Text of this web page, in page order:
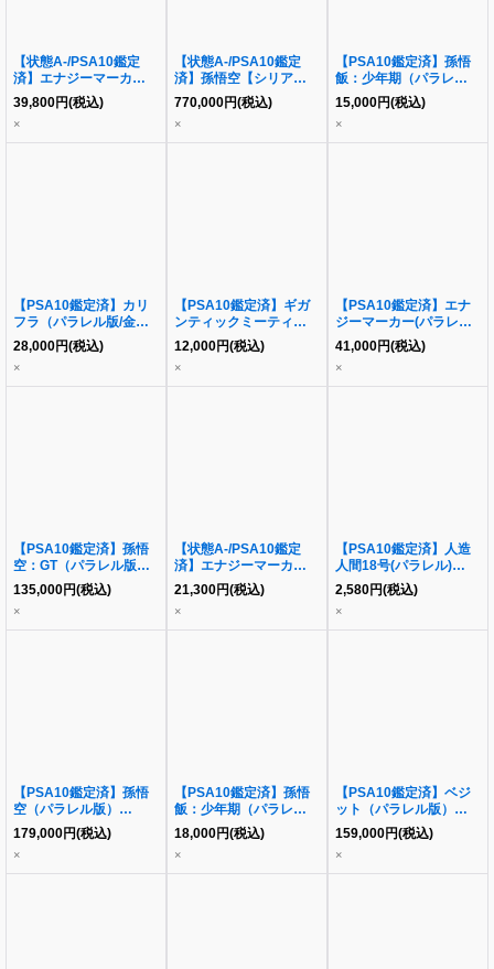
【状態A-/PSA10鑑定
済】エナジーマーカー
(パラレル版/孫悟空/背景
超サイヤ人)《-》{E01-
01}
39,800円(税込)
×
【状態A-/PSA10鑑定
済】孫悟空【シリアル】
《PR☆》{FP-001}
770,000円(税込)
×
【PSA10鑑定済】孫悟
飯：少年期（パラレル
版）《R☆》{FB01-
090}
15,000円(税込)
×
【PSA10鑑定済】カリ
フラ（パラレル版/金文
字）《-》{FB02-007}
28,000円(税込)
×
【PSA10鑑定済】ギガ
ンティックミーティア
（パラレル版/金文字）
《C☆》{FS03-
15[FB02]}
12,000円(税込)
×
【PSA10鑑定済】エナ
ジーマーカー(パラレル
版/孫悟空/背景超サイヤ
人)《-》{E01-01}
41,000円(税込)
×
【PSA10鑑定済】孫悟
空：GT（パラレル版）
《SCR☆☆》{FB03-
140}
135,000円(税込)
×
【状態A-/PSA10鑑定
済】エナジーマーカー
(パラレル版/ベジータ)
《-》{E01-02}
21,300円(税込)
×
【PSA10鑑定済】人造
人間18号(パラレル)
《SR☆》{FB01-079}
2,580円(税込)
×
【PSA10鑑定済】孫悟
空（パラレル版）
《SCR☆☆》{FB01-
139}
179,000円(税込)
×
【PSA10鑑定済】孫悟
飯：少年期（パラレル
版）《-》{FB01-071}
18,000円(税込)
×
【PSA10鑑定済】ベジ
ット（パラレル版）
《SCR☆☆》{FB02-
139}
159,000円(税込)
×